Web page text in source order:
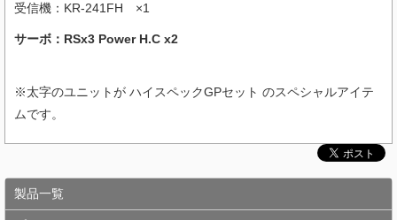
受信機：KR-241FH ×1
サーボ：RSx3 Power H.C x2
※太字のユニットが ハイスペックGPセット のスペシャルアイテ
ムです。
製品一覧